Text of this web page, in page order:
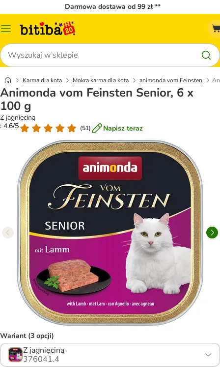
Darmowa dostawa od 99 zł **
Menu
Szukaj
Karma dla kota Mokra karma dla kota animonda vom Feinsten
Animonda vom Feinsten Senior, 6 x
100 g
Z jagnięciną
: 4.6/5
(51) Napisz teraz
Wariant (3 opcji)
Z jagnięciną
376041.4